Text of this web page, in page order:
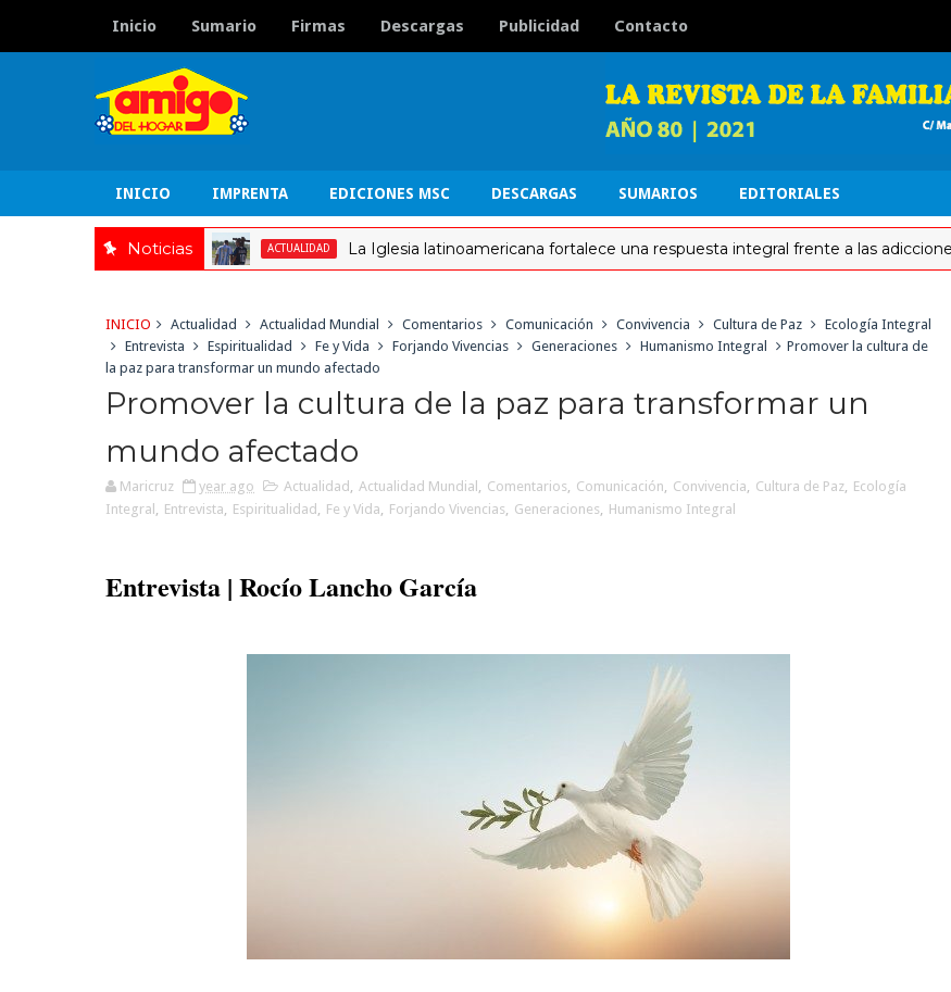
Inicio Sumario Firmas Descargas Publicidad Contacto
INICIO IMPRENTA EDICIONES MSC DESCARGAS SUMARIOS EDITORIALES
Noticias ACTUALIDAD La Iglesia latinoamericana fortalece una respuesta integral frente a las adicciones
INICIO Actualidad Actualidad Mundial Comentarios Comunicación Convivencia Cultura de Paz
Ecología Integral
Entrevista
Espiritualidad Fe y Vida Forjando Vivencias Generaciones Humanismo Integral
Promover la cultura de
la paz para transformar un mundo afectado
Promover la cultura de la paz para transformar un
mundo afectado
Maricruz year ago Actualidad , Actualidad Mundial , Comentarios, Comunicación, Convivencia, Cultura de Paz, Ecología
Integral , Entrevista, Espiritualidad , Fe y Vida, Forjando Vivencias, Generaciones, Humanismo Integral
Entrevista | Rocío Lancho García